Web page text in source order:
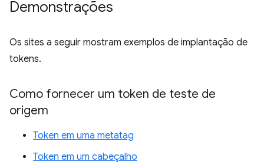
Demonstrações
Os sites a seguir mostram exemplos de implantação de
tokens.
Como fornecer um token de teste de
origem
Token em uma metatag
Token em um cabeçalho